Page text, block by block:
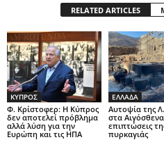
RELATED ARTICLES
ΚΥΠΡΟΣ
Φ. Κρίστοφερ: Η Κύπρος
δεν αποτελεί πρόβλημα
αλλά λύση για την
Ευρώπη και τις ΗΠΑ
ΕΛΛΑΔΑ
Αυτοψία της
στα Αιγόσθενα
επιπτώσεις
πυρκαγιάς